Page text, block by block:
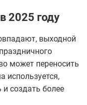
2025 году
выходной
может переносить
используется,
создать более